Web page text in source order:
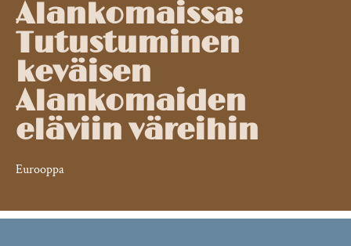
Eurooppa
Alankomaissa:
Tutustuminen
keväisen
Alankomaiden
eläviin väreihin